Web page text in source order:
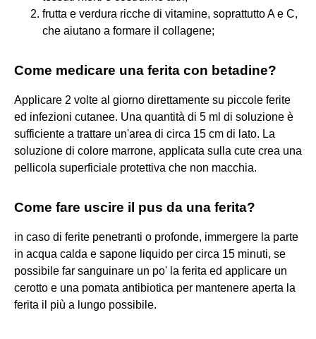
frutta e verdura ricche di vitamine, soprattutto A e C,
che aiutano a formare il collagene;
Come medicare una ferita con betadine?
Applicare 2 volte al giorno direttamente su piccole ferite
ed infezioni cutanee. Una quantità di 5 ml di soluzione è
sufficiente a trattare un'area di circa 15 cm di lato. La
soluzione di colore marrone, applicata sulla cute crea una
pellicola superficiale protettiva che non macchia.
Come fare uscire il pus da una ferita?
in caso di ferite penetranti o profonde, immergere la parte
in acqua calda e sapone liquido per circa 15 minuti, se
possibile far sanguinare un po' la ferita ed applicare un
cerotto e una pomata antibiotica per mantenere aperta la
ferita il più a lungo possibile.